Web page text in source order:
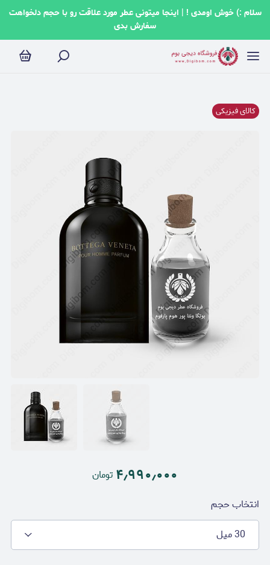
سلام :) خوش اومدی ! | اینجا میتونی عطر مورد علاقت رو با حجم دلخواهت
سفارش بدی
کالای فیزیکی
۴٫۹۹۰٫۰۰۰ تومان
انتخاب حجم
30 میل